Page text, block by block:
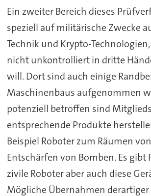
Ein zweiter Bereich dieses
speziell auf militärische Zwecke
Technik und Krypto-
nicht unkontrolliert in dritte
will. Dort sind auch einige
Maschinenbaus aufgenommen
potenziell betroffen sind
entsprechende Produkte
Beispiel Roboter zum Räumen
Entschärfen von Bomben. Es gibt
zivile Roboter aber auch diese
Mögliche Übernahmen derartiger